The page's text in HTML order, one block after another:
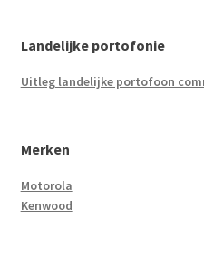
Landelijke portofonie
Uitleg landelijke portofoon
Merken
Motorola
Kenwood